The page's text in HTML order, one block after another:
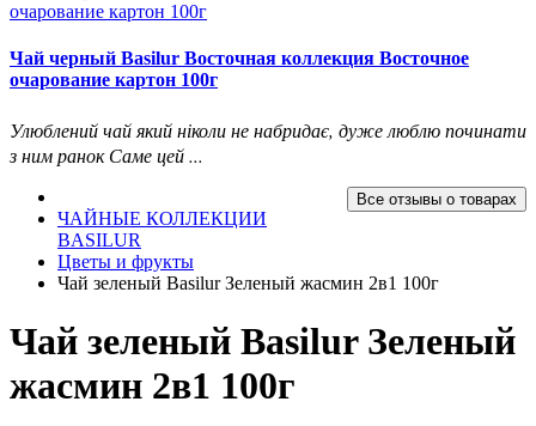
Чай черный Basilur Восточная коллекция Восточное
очарование картон 100г
Улюблений чай який ніколи не набридає, дуже люблю починати
з ним ранок Саме цей ...
Все отзывы о товарах
ЧАЙНЫЕ КОЛЛЕКЦИИ
BASILUR
Цветы и фрукты
Чай зеленый Basilur Зеленый жасмин 2в1 100г
Чай зеленый Basilur Зеленый
жасмин 2в1 100г